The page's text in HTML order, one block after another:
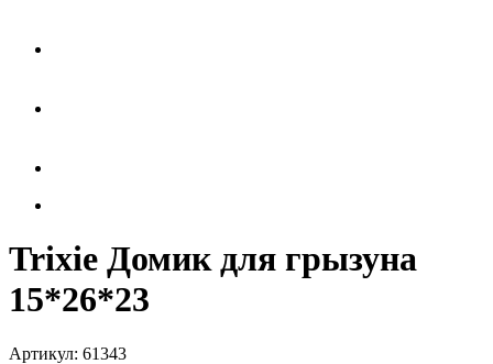
Trixie Домик для грызуна
15*26*23
Артикул: 61343